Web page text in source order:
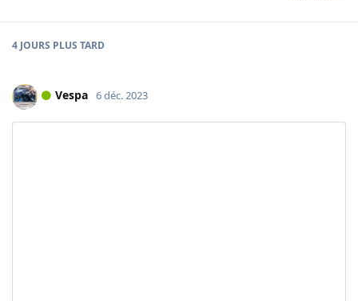
4 JOURS PLUS TARD
Vespa 6 déc. 2023